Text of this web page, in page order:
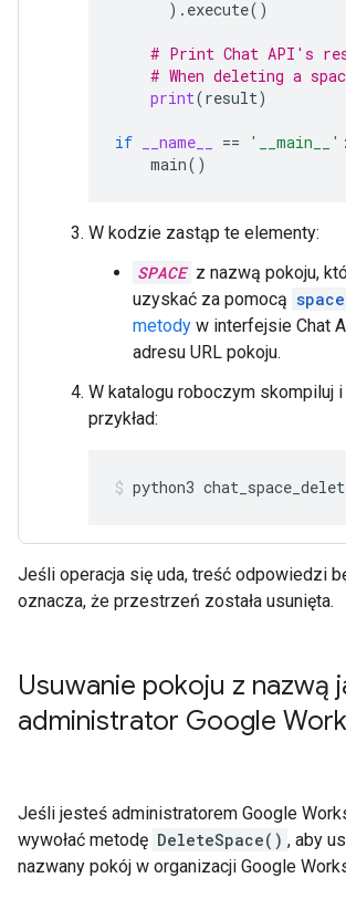
) . execute()
# Print Chat API's
# When deleting a
print(result)
if __name__ == '__main__' :
main()
W kodzie zastąp te elementy:
SPACE z nazwą pokoju,
uzyskać za pomocą
metody w interfejsie Chat
adresu URL pokoju.
W katalogu roboczym skompiluj i
przykład:
python3
Jeśli operacja się uda, treść odpowiedzi
oznacza, że przestrzeń została usunięta.
Usuwanie pokoju z nazwą
administrator Google
Jeśli jesteś administratorem Google
wywołać metodę DeleteSpace() , aby
nazwany pokój w organizacji Google